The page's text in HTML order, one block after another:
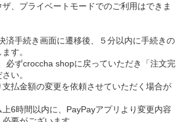
、プライベートモードでのご利用はできま
済手続き画面に遷移後、５分以内に手続きの
す。
必ずcroccha shopに戻っていただき「注文完
い。
払金額の変更を依頼させていただく場合が
6時間以内に、PayPayアプリより変更内容